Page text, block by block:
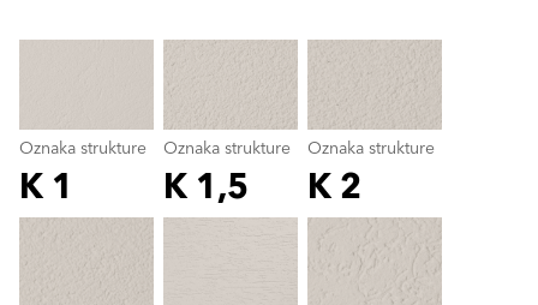
Oznaka strukture
K 1
Oznaka strukture
K 1,5
Oznaka strukture
K 2
Oznaka strukture
color_name